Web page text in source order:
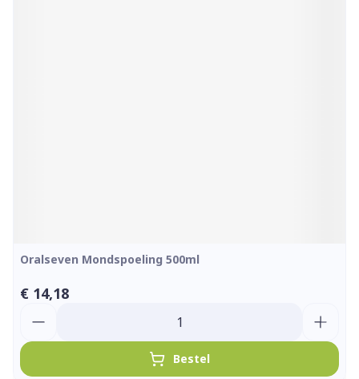
Oralseven Mondspoeling 500ml
€ 14,18
Bestel